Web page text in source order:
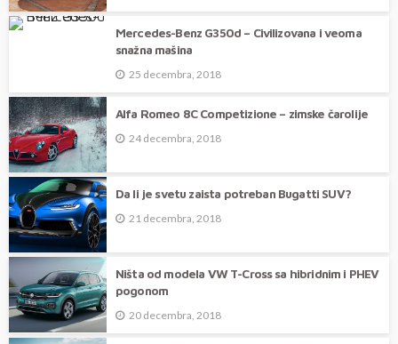
Mercedes-Benz G350d – Civilizovana i veoma
snažna mašina
25 decembra, 2018
Alfa Romeo 8C Competizione – zimske čarolije
24 decembra, 2018
Da li je svetu zaista potreban Bugatti SUV?
21 decembra, 2018
Ništa od modela VW T-Cross sa hibridnim i PHEV
pogonom
20 decembra, 2018